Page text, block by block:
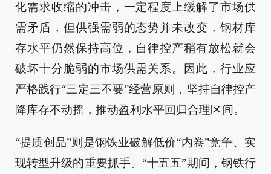
化需求收缩的冲击，一定程度上缓解了市场供
需矛盾，但供强需弱的态势并未改变，钢材库
存水平仍然保持高位，自律控产稍有放松就会
破坏十分脆弱的市场供需关系。因此，行业应
严格践行“三定三不要”经营原则，坚持自律控产
降库存不动摇，推动盈利水平回归合理区间。
“提质创品”则是钢铁业破解低价“内卷”竞争、实
现转型升级的重要抓手。“十五五”期间，钢铁行